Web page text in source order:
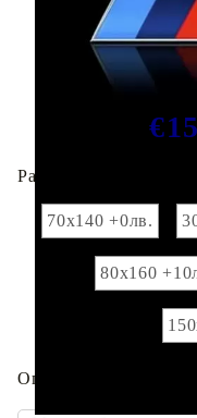
Размер на хавлия
70x140 +0лв.
80х160
Опция брандиране с